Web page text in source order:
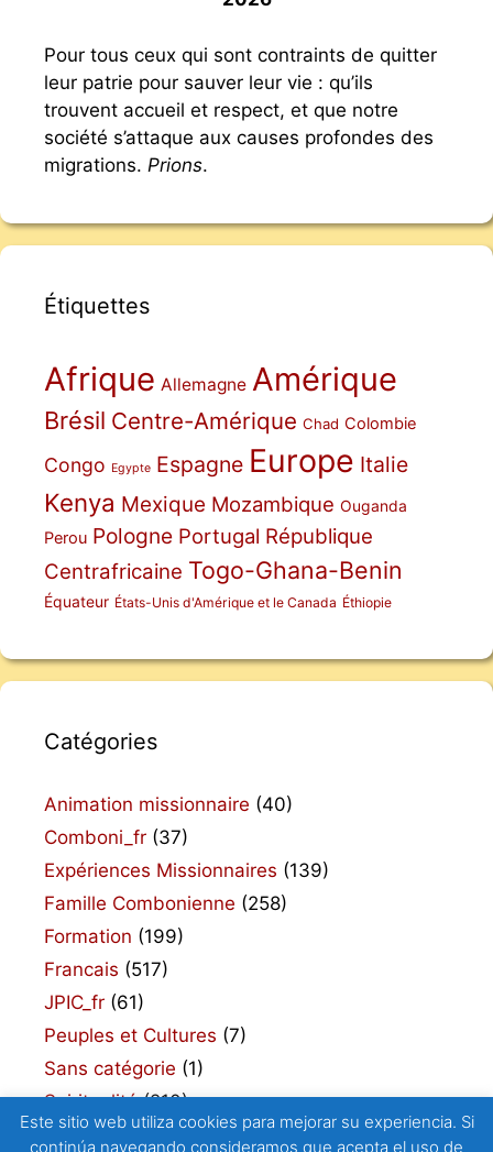
Pour tous ceux qui sont contraints de quitter
leur patrie pour sauver leur vie : qu’ils
trouvent accueil et respect, et que notre
société s’attaque aux causes profondes des
migrations. Prions.
Étiquettes
Afrique Allemagne Amérique
Brésil Centre-Amérique Chad Colombie
Congo Egypte Espagne Europe Italie
Kenya Mexique Mozambique Ouganda
Perou Pologne Portugal République
Centrafricaine Togo-Ghana-Benin
Équateur États-Unis d'Amérique et le Canada Éthiopie
Catégories
Animation missionnaire (40)
Comboni_fr (37)
Expériences Missionnaires (139)
Famille Combonienne (258)
Formation (199)
Francais (517)
JPIC_fr (61)
Peuples et Cultures (7)
Sans catégorie (1)
Spiritualité(210)
Este sitio web utiliza cookies para mejorar su experiencia. Si
continúa navegando consideramos que acepta el uso de